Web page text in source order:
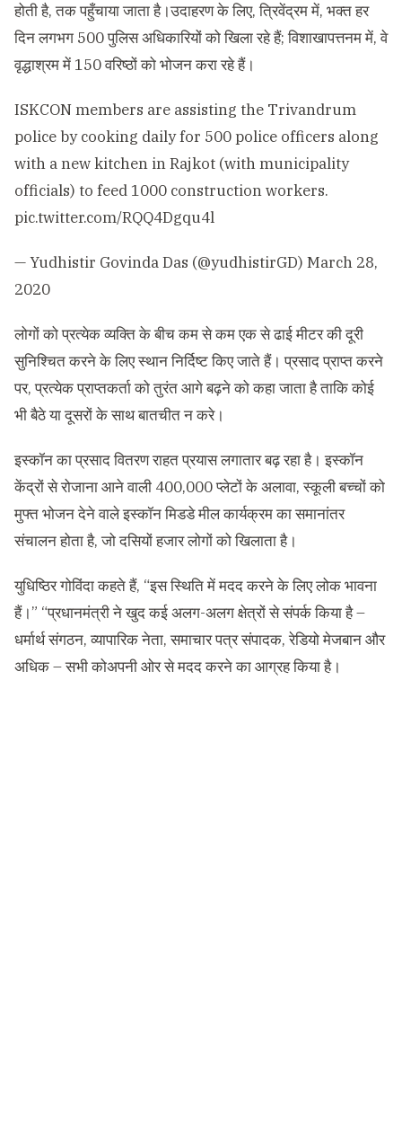
होती है, तक पहुँचाया जाता है।उदाहरण के लिए, त्रिवेंद्रम में, भक्त हर
दिन लगभग 500 पुलिस अधिकारियों को खिला रहे हैं; विशाखापत्तनम में, वे
वृद्धाश्रम में 150 वरिष्ठों को भोजन करा रहे हैं।
ISKCON members are assisting the Trivandrum
police by cooking daily for 500 police officers along
with a new kitchen in Rajkot (with municipality
officials) to feed 1000 construction workers.
pic.twitter.com/RQQ4Dgqu4l
— Yudhistir Govinda Das (@yudhistirGD) March 28,
2020
लोगों को प्रत्येक व्यक्ति के बीच कम से कम एक से ढाई मीटर की दूरी
सुनिश्चित करने के लिए स्थान निर्दिष्ट किए जाते हैं। प्रसाद प्राप्त करने
पर, प्रत्येक प्राप्तकर्ता को तुरंत आगे बढ़ने को कहा जाता है ताकि कोई
भी बैठे या दूसरों के साथ बातचीत न करे।
इस्कॉन का प्रसाद वितरण राहत प्रयास लगातार बढ़ रहा है। इस्कॉन
केंद्रों से रोजाना आने वाली 400,000 प्लेटों के अलावा, स्कूली बच्चों को
मुफ्त भोजन देने वाले इस्कॉन मिडडे मील कार्यक्रम का समानांतर
संचालन होता है, जो दसियों हजार लोगों को खिलाता है।
युधिष्ठिर गोविंदा कहते हैं, “इस स्थिति में मदद करने के लिए लोक भावना
हैं।” “प्रधानमंत्री ने खुद कई अलग-अलग क्षेत्रों से संपर्क किया है –
धर्मार्थ संगठन, व्यापारिक नेता, समाचार पत्र संपादक, रेडियो मेजबान और
अधिक – सभी कोअपनी ओर से मदद करने का आग्रह किया है।